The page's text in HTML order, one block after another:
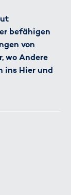
befähigen
von
wo Andere
ins Hier und